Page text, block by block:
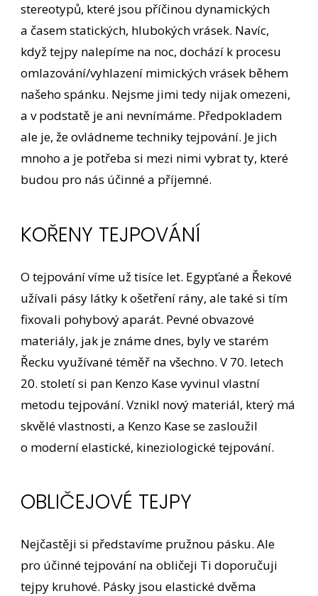
stereotypů, které jsou příčinou dynamických
a časem statických, hlubokých vrásek. Navíc,
když tejpy nalepíme na noc, dochází k procesu
omlazování/vyhlazení mimických vrásek během
našeho spánku. Nejsme jimi tedy nijak omezeni,
a v podstatě je ani nevnímáme. Předpokladem
ale je, že ovládneme techniky tejpování. Je jich
mnoho a je potřeba si mezi nimi vybrat ty, které
budou pro nás účinné a příjemné.
KOŘENY TEJPOVÁNÍ
O tejpování víme už tisíce let. Egypťané a Řekové
užívali pásy látky k ošetření rány, ale také si tím
fixovali pohybový aparát. Pevné obvazové
materiály, jak je známe dnes, byly ve starém
Řecku využívané téměř na všechno. V 70. letech
20. století si pan Kenzo Kase vyvinul vlastní
metodu tejpování. Vznikl nový materiál, který má
skvělé vlastnosti, a Kenzo Kase se zasloužil
o moderní elastické, kineziologické tejpování.
OBLIČEJOVÉ TEJPY
Nejčastěji si představíme pružnou pásku. Ale
pro účinné tejpování na obličeji Ti doporučuji
tejpy kruhové. Pásky jsou elastické dvěma